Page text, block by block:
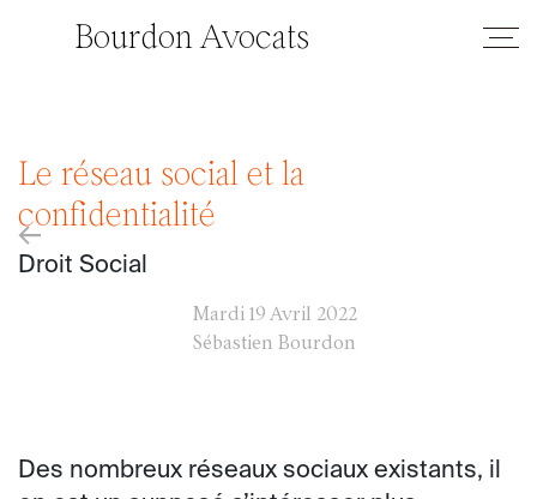
Bourdon Avocats
Le réseau social et la
confidentialité
Droit Social
Mardi 19 Avril 2022
Sébastien Bourdon
Des nombreux réseaux sociaux existants, il
←